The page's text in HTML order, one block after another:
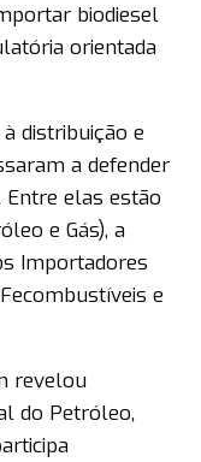
biodiesel
orientada
distribuição e
a defender
elas estão
e Gás), a
Importadores
e
revelou
do Petróleo,